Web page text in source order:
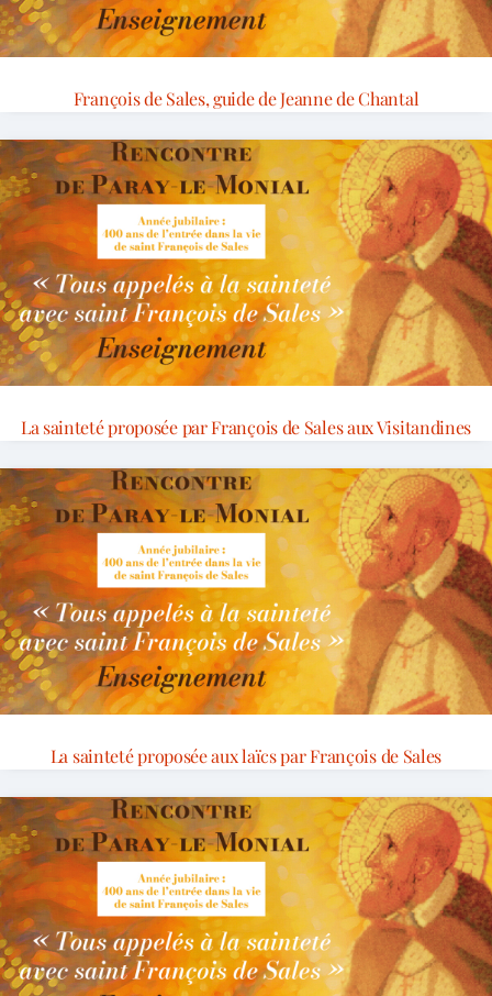
François de Sales, guide de Jeanne de Chantal
La sainteté proposée par François de Sales aux Visitandines
La sainteté proposée aux laïcs par François de Sales